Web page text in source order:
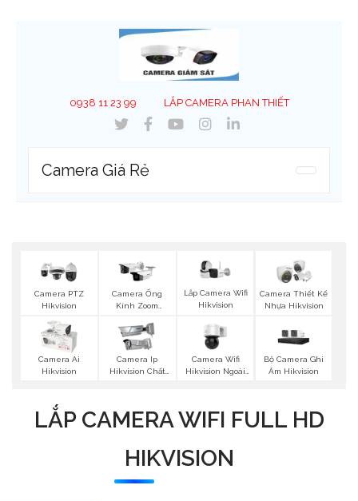
0938 11 23 99 LẮP CAMERA PHAN THIẾT
Camera Giá Rẻ
Camera PTZ
Hikvision
Camera Ống
Kính Zoom
Lắp Camera Wifi
Hikvision
Camera Thiết Kế
Nhựa Hikvision
Camera Ai
Hikvision
Camera Ip
Hikvision Chất
Camera Wifi
Hikvision Ngoài
Bộ Camera Ghi
Âm Hikvision
LẮP CAMERA WIFI FULL HD
HIKVISION